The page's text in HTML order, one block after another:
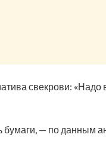
свекрови: «Надо
бумаги, — по данным